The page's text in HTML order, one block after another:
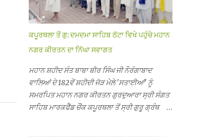
ਕਪੂਰਥਲਾ ਤੋਂ ਗੁ: ਦਮਦਮਾ ਸਾਹਿਬ ਠੱਟਾ ਵਿਖੇ ਪਹੁੰਚੇ ਮਹਾਨ
ਨਗਰ ਕੀਰਤਨ ਦਾ ਨਿੱਘਾ ਸਵਾਗਤ
ਮਹਾਨ ਸ਼ਹੀਦ ਸੰਤ ਬਾਬਾ ਬੀਰ ਸਿੰਘ ਜੀ ਨੌਰੰਗਾਬਾਦ
ਵਾਲਿਆਂ ਦੇ 182ਵੇਂ ਸ਼ਹੀਦੀ ਜੋੜ ਮੇਲੇ 'ਸਤਾਈਆਂ' ਨੂੰ
ਸਮਰਪਿਤ ਮਹਾਨ ਨਗਰ ਕੀਰਤਨ ਗੁਰਦੁਆਰਾ ਸ੍ਰੀ ਸੰਗਤ
ਸਾਹਿਬ ਮਾਰਕਫੈੱਡ ਚੌਂਕ ਕਪੂਰਥਲਾ ਤੋਂ ਸ੍ਰੀ ਗੁਰੂ ਗ੍ਰੰਥ